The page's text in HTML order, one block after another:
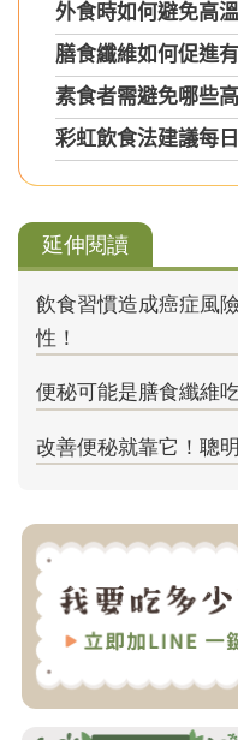
外食時如何避免高
膳食纖維如何促進
素食者需避免哪些
彩虹飲食法建議每